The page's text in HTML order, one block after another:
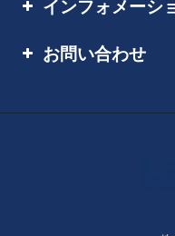
インフォメーシ
お問い合わせ